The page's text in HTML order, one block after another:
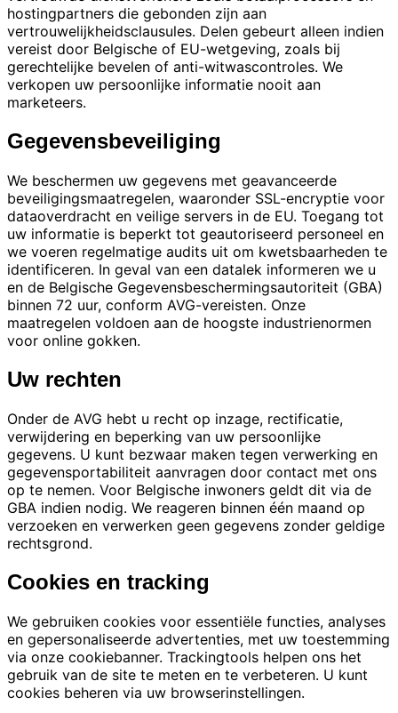
hostingpartners die gebonden zijn aan
vertrouwelijkheidsclausules. Delen gebeurt alleen indien
vereist door Belgische of EU-wetgeving, zoals bij
gerechtelijke bevelen of anti-witwascontroles. We
verkopen uw persoonlijke informatie nooit aan
marketeers.
Gegevensbeveiliging
We beschermen uw gegevens met geavanceerde
beveiligingsmaatregelen, waaronder SSL-encryptie voor
dataoverdracht en veilige servers in de EU. Toegang tot
uw informatie is beperkt tot geautoriseerd personeel en
we voeren regelmatige audits uit om kwetsbaarheden te
identificeren. In geval van een datalek informeren we u
en de Belgische Gegevensbeschermingsautoriteit (GBA)
binnen 72 uur, conform AVG-vereisten. Onze
maatregelen voldoen aan de hoogste industrienormen
voor online gokken.
Uw rechten
Onder de AVG hebt u recht op inzage, rectificatie,
verwijdering en beperking van uw persoonlijke
gegevens. U kunt bezwaar maken tegen verwerking en
gegevensportabiliteit aanvragen door contact met ons
op te nemen. Voor Belgische inwoners geldt dit via de
GBA indien nodig. We reageren binnen één maand op
verzoeken en verwerken geen gegevens zonder geldige
rechtsgrond.
Cookies en tracking
We gebruiken cookies voor essentiële functies, analyses
en gepersonaliseerde advertenties, met uw toestemming
via onze cookiebanner. Trackingtools helpen ons het
gebruik van de site te meten en te verbeteren. U kunt
cookies beheren via uw browserinstellingen.